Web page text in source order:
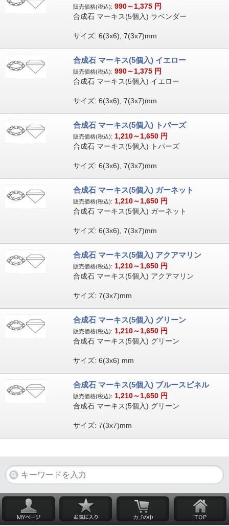
販売価格(税込): 990～1,375 円
合成石 マーキス(5個入) ラベンダー
サイズ: 6(3x6), 7(3x7)mm
合成石 マーキス(5個入) イエロー
販売価格(税込): 990～1,375 円
合成石 マーキス(5個入) イエロー
サイズ: 6(3x6), 7(3x7)mm
合成石 マーキス(5個入) トパーズ
販売価格(税込): 1,210～1,650 円
合成石 マーキス(5個入) トパーズ
サイズ: 6(3x6), 7(3x7)mm
合成石 マーキス(5個入) ガーネット
販売価格(税込): 1,210～1,650 円
合成石 マーキス(5個入) ガーネット
サイズ: 6(3x6), 7(3x7)mm
合成石 マーキス(5個入) アクアマリン
販売価格(税込): 1,210～1,650 円
合成石 マーキス(5個入) アクアマリン
サイズ: 7(3x7)mm
合成石 マーキス(5個入) グリーン
販売価格(税込): 1,210～1,650 円
合成石 マーキス(5個入) グリーン
サイズ: 6(3x6) mm
合成石 マーキス(5個入) ブルースピネル
販売価格(税込): 1,210～1,650 円
合成石 マーキス(5個入) グリーン
サイズ: 7(3x7)mm